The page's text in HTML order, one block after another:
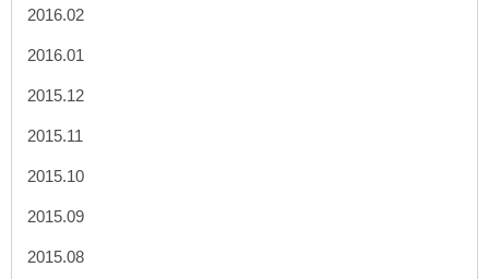
2016.02
2016.01
2015.12
2015.11
2015.10
2015.09
2015.08